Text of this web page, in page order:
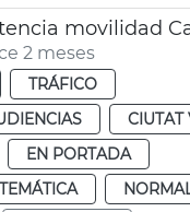
2 meses
TRÁFICO
CIUTAT
EN PORTADA